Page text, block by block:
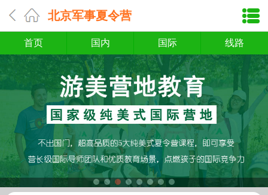
北京军事夏令营
首页 国内 国际 线路